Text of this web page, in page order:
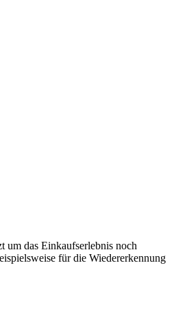
um das Einkaufserlebnis noch
für die Wiedererkennung